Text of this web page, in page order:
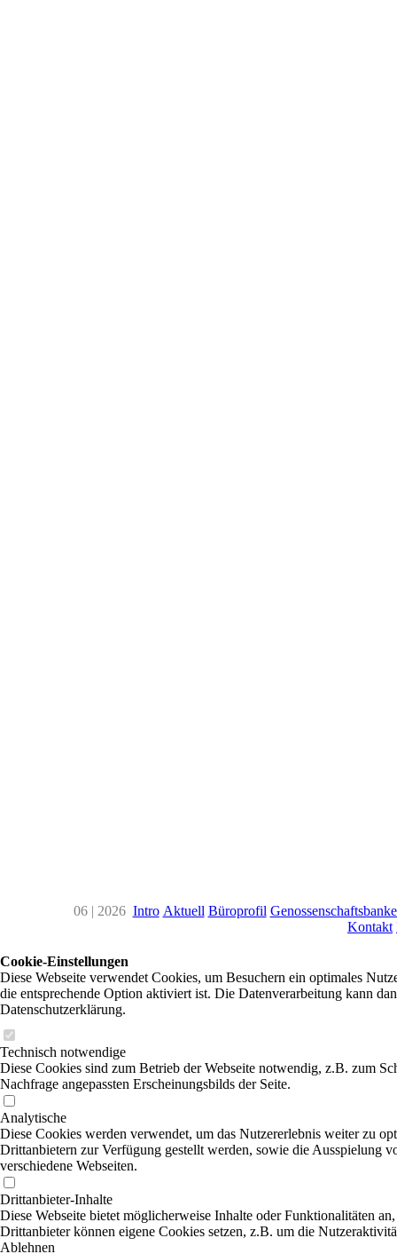
06 | 2026 Intro Aktuell Büroprofil
Kontakt
Cookie-Einstellungen
Diese Webseite verwendet Cookies, um Besuchern ein optimales
die entsprechende Option aktiviert ist. Die Datenverarbeitung kann
Datenschutzerklärung.
Technisch notwendige
Diese Cookies sind zum Betrieb der Webseite notwendig, z.B. zum
Nachfrage angepassten Erscheinungsbilds der Seite.
Analytische
Diese Cookies werden verwendet, um das Nutzererlebnis weiter zu
Drittanbietern zur Verfügung gestellt werden, sowie die Ausspielung
verschiedene Webseiten.
Drittanbieter-Inhalte
Diese Webseite bietet möglicherweise Inhalte oder Funktionalitäten
Drittanbieter können eigene Cookies setzen, z.B. um die
Ablehnen